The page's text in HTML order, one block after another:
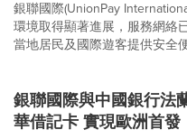
銀聯國際(UnionPay
環境取得顯著進展，服務網絡
當地居民及國際遊客提供安全
銀聯國際與中國銀行法
華借記卡 實現歐洲首發